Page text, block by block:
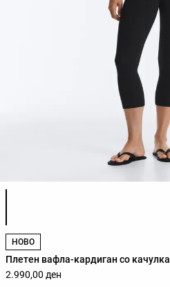
Листа на бои на производот
НОВО
Плетен вафла-кардиган со качулка
2.990,00 ден